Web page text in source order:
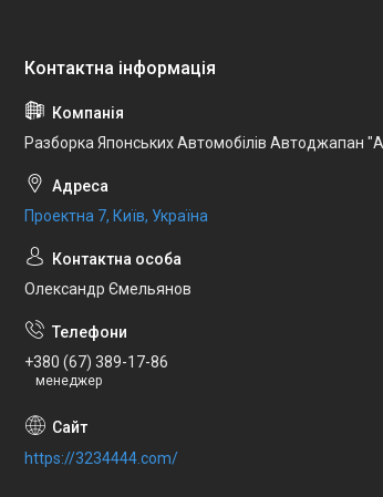
Разборка Японських Автомобілів Автоджапан
Проектна 7, Київ, Україна
Олександр Ємельянов
+380 (67) 389-17-86
менеджер
https://3234444.com/